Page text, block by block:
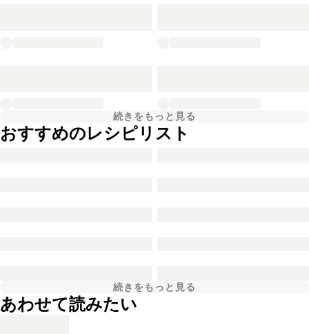
続きをもっと見る
おすすめのレシピリスト
続きをもっと見る
あわせて読みたい